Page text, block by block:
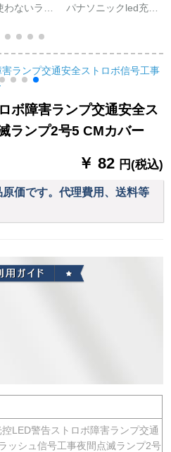
わないラン
備灯家庭用
ター非常用
9 W
パナソニックled充電
のオフィスのベッド
ヘッドの小さい電気
ボ障害ランプ交通安全ス
ランプ2号5 CMカバー
￥ 82 円(税込)
価です。代理費用、送料等
控LED警告ストロボ障害ランプ交通
ッシュ信号工事夜間点滅ランプ2号